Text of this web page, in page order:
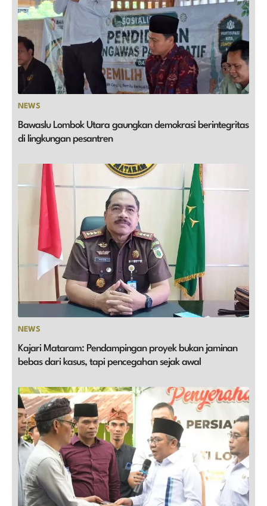
NEWS
Bawaslu Lombok Utara gaungkan demokrasi berintegritas
di lingkungan pesantren
NEWS
Kajari Mataram: Pendampingan proyek bukan jaminan
bebas dari kasus, tapi pencegahan sejak awal